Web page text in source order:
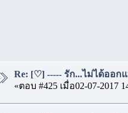
Re: [♡] ----- รัก...ไม่ได้ออกแ
«ตอบ #425 เมื่อ02-07-2017